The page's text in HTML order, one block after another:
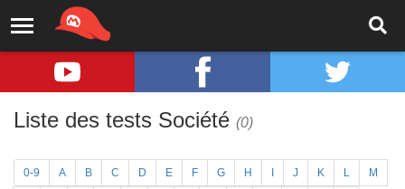
Liste des tests Société (0)
0-9 A B C D E F G H J K L M